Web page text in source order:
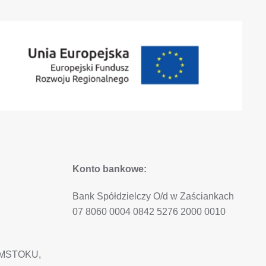
Konto bankowe:
Bank Spółdzielczy O/d w Zaściankach
07 8060 0004 0842 5276 2000 0010